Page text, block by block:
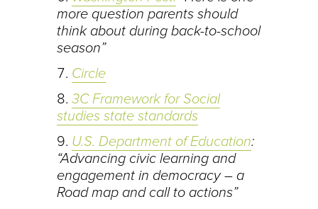
more question parents should
think about during back-to-school
season”
Circle
3C Framework for Social
studies state standards
U.S. Department of Education:
“Advancing civic learning and
engagement in democracy – a
Road map and call to actions”